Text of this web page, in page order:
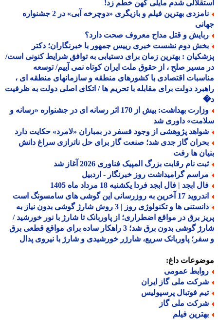
شدم مایلی کهن خطم زد!
نامزدی بهترین فیلم و بازیگری «دوچرخه آبی» در 2 جشنواره
و قتل مداح معروف صحت دارد؟
دوم نشست خبری رییس جمهور با خبرنگاران؛ دکتر
: بهترین زمان برای دستیابی به توافق شرایط کنونی است/
مسیر صلح ، از حقوق ملت ایران کوتاه نمی آییم/ توسعه
اقتصادی با کشورهای منطقه و سازمانهای منطقه ای ،
دولت برای مقابله با تحریم ها / اتکای اصلی دولت به ظرفیت
وزارت بهداشت: بیش از 170 اثر رسانه ای در جشنواره «رسانه و
داوری شد
پژوهشی از وجود فسفر در بمباران «لامرد» حکایت دارد
گاز جدی شد؛ صنعت گاز برای حل ناترازی سراغ دانش
ها رفت
نام رقابت بزرگ المپیک فناوری 2026 آغاز شد
گرامیداشت روز خبرنگار - اردبیل
ابجد | فال ابجد فردا یکشنبه 18 مرداد ماه 1405
آخرین به روزرسانی این گوشی های سامسونگ است
دانستنی ها و تکنولوژی روز | 3 روش شارژ گوشی بدون نیاز به
برق در مواقع اضطراری؛ از پاوربانک تا شارژ با نور خورشید /
شارژ گوشی بدون برق شد؛ 3 راهکار ساده برای مواقع قطعی برق
پاوربانک سریع، شارژر خورشیدی و شارژ با نیروی پدال
داغ:
عمومی
ملی گاز ایران
فوتبال پرسپولیس
ملی گاز
فیلم